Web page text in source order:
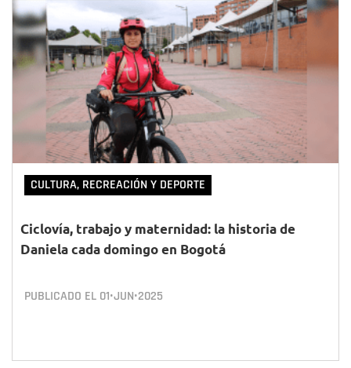
CULTURA, RECREACIÓN Y DEPORTE
Ciclovía, trabajo y maternidad: la historia de
Daniela cada domingo en Bogotá
PUBLICADO EL 01•JUN•2025